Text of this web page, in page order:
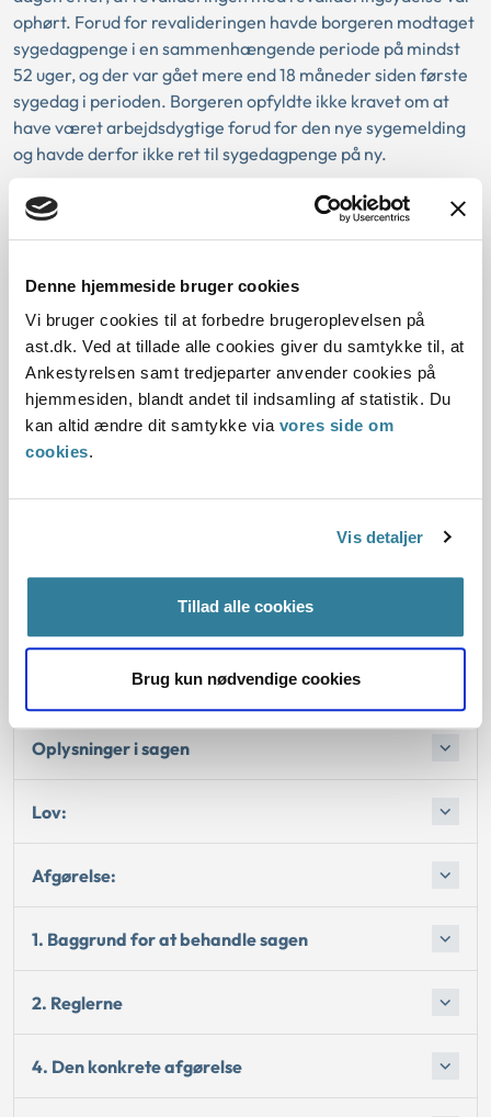
Denne hjemmeside bruger cookies
Vi bruger cookies til at forbedre brugeroplevelsen på
ast.dk. Ved at tillade alle cookies giver du samtykke til, at
Ankestyrelsen samt tredjeparter anvender cookies på
hjemmesiden, blandt andet til indsamling af statistik. Du
kan altid ændre dit samtykke via vores side om
cookies.
Vis detaljer
Tillad alle cookies
Brug kun nødvendige cookies
ophørt. Forud for revalideringen havde borgeren modtaget
sygedagpenge i en sammenhængende periode på mindst
52 uger, og der var gået mere end 18 måneder siden første
sygedag i perioden. Borgeren opfyldte ikke kravet om at
have været arbejdsdygtige forud for den nye sygemelding
og havde derfor ikke ret til sygedagpenge på ny.
Den konkrete sag
Afgørelse:
1. Baggrund for at behandle sagen
2. Reglerne
Bemærkninger til klagen
Oplysninger i sagen
Lov:
Afgørelse:
1. Baggrund for at behandle sagen
2. Reglerne
4. Den konkrete afgørelse